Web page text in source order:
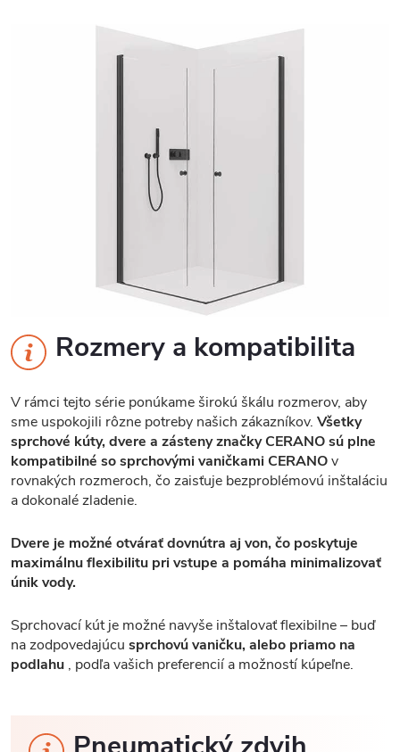
Rozmery a kompatibilita
V rámci tejto série ponúkame širokú škálu rozmerov, aby
sme uspokojili rôzne potreby našich zákazníkov. Všetky
sprchové kúty, dvere a zásteny značky CERANO sú plne
kompatibilné so sprchovými vaničkami CERANOv
rovnakých rozmeroch, čo zaisťuje bezproblémovú inštaláciu
a dokonalé zladenie.
Dvere je možné otvárať dovnútra aj von, čo poskytuje
maximálnu flexibilitu pri vstupe a pomáha minimalizovať
únik vody.
Sprchovací kút je možné navyše inštalovať flexibilne – buď
na zodpovedajúcu sprchovú vaničku, alebo priamo na
podlahu , podľa vašich preferencií a možností kúpeľne.